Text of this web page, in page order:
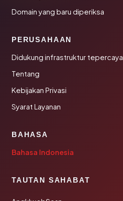
Domain yang baru diperiksa
PERUSAHAAN
Didukung infrastruktur tepercaya
Tentang
Kebijakan Privasi
Syarat Layanan
BAHASA
Bahasa Indonesia
TAUTAN SAHABAT